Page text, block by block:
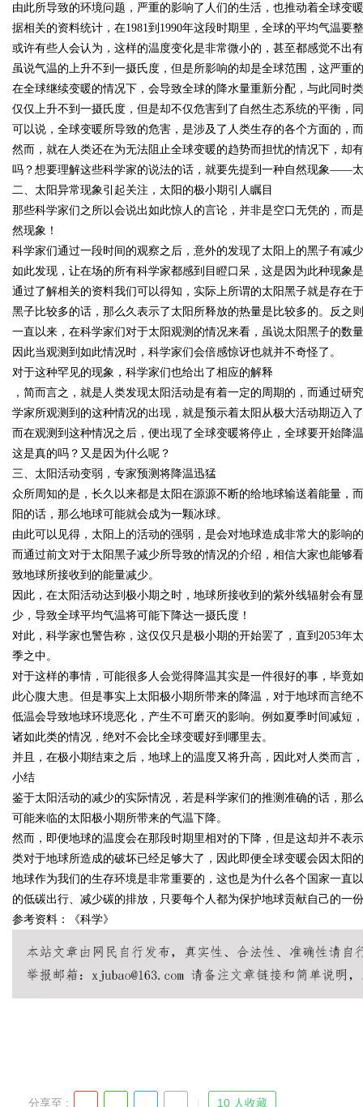
Bo
ar
d
由此所导致的环境问题，严重的影响了人们的生活，也推动着全球变
据相关的资料统计，在1981到1990年这段时期里，全球的平均气温要
或许有些人会认为，这样的温度变化是非常微小的，甚至都感觉不出
虽说气温的上升不到一摄氏度，但是所影响的却是全球范围，这严重
在全球继续变暖的情况下，会导致全球的降水量重新分配，与此同时
仅仅上升不到一摄氏度，但是却不仅危害到了自然生态系统的平衡，
可以说，全球变暖所导致的危害，是涉及了人类生存的各个方面的，
然而，就在人类还在为无法阻止全球变暖的趋势而担忧的情况下，却
吗？想要理解这些科学家的说法的话，就要先提到一种自然现象——
二、太阳异常现象引起关注，太阳的极小期引人瞩目
那些科学家们之所以会说出如此惊人的言论，并非是空口无凭的，而
然现象！
科学家们通过一段时间的观察之后，意外的发现了太阳上的黑子有减
如此发现，让在场的所有科学家都感到目瞪口呆，这是因为此种现象
通过了解相关的资料我们可以得知，实际上所谓的太阳黑子就是存在
黑子比较多的话，那么久表示了太阳所释放的热量是比较多的。反之
一直以来，在科学家们对于太阳观测的情况来看，虽说太阳黑子的数
因此当观测到如此情况时，科学家们会倍感惊讶也就并不奇怪了。
对于这种罕见的现象，科学家们也给出了相应的解释
，简而言之，就是人类发现太阳活动是有着一定的周期的，而通过
学家所观测到的这种情况的出现，就是预示着太阳从极大活动期迈入
而在观测到这种情况之后，便出现了全球变暖将停止，全球要开始降
这是真的吗？又是因为什么呢？
三、太阳活动变弱，专家预测将降温迅猛
众所周知的是，长久以来都是太阳在源源不断的给地球输送着能量，
阳的话，那么地球可能就会成为一颗冰球。
由此可以见得，太阳上的活动的强弱，是会对地球造成非常大的影响
而通过前文对于太阳黑子减少所导致的情况的介绍，相信大家也能够
致地球所接收到的能量减少。
因此，在太阳活动达到极小期之时，地球所接收到的紫外线辐射会有
少，导致全球平均气温将可能下降达一摄氏度！
对此，科学家也警告称，这仅仅只是极小期的开始罢了，直到2053
季之中。
对于这样的事情，可能很多人会觉得降温其实是一件很好的事，毕竟
此心腹大患。但是事实上太阳极小期所带来的降温，对于地球而言绝
低温会导致地球环境恶化，产生不可磨灭的影响。例如夏季时间减短
诸如此类的情况，绝对不会比全球变暖好到哪里去。
并且，在极小期结束之后，地球上的温度又将升高，因此对人类而言
小结
鉴于太阳活动的减少的实际情况，若是科学家们的推测准确的话，那
可能来临的太阳极小期所带来的气温下降。
然而，即便地球的温度会在那段时期里相对的下降，但是这却并不表
类对于地球所造成的破坏已经足够大了，因此即便全球变暖会因太阳
地球作为我们的生存环境是非常重要的，这也是为什么各个国家一直
的低碳出行、减少碳的排放，只要每个人都为保护地球贡献自己的一
参考资料：《科学》
分享至 : 10 人收藏